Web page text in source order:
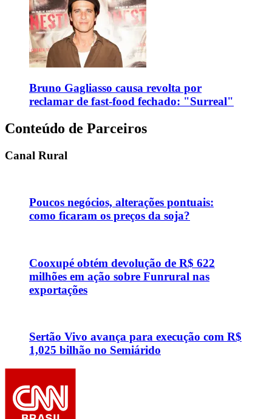
Bruno Gagliasso causa revolta por
reclamar de fast-food fechado: "Surreal"
Conteúdo de Parceiros
Canal Rural
Poucos negócios, alterações pontuais:
como ficaram os preços da soja?
Cooxupé obtém devolução de R$ 622
milhões em ação sobre Funrural nas
exportações
Sertão Vivo avança para execução com R$
1,025 bilhão no Semiárido